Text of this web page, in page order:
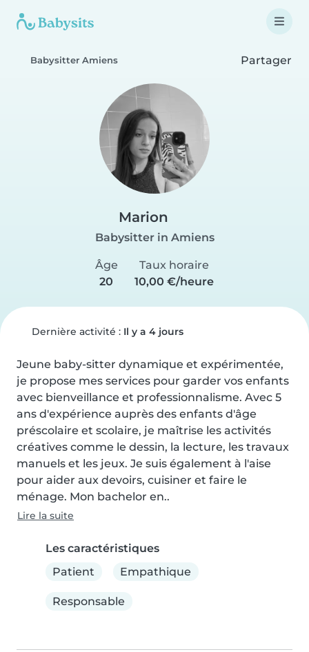
Babysitter Amiens Partager
Marion
Babysitter in Amiens
Âge
20
Taux horaire
10,00 €/heure
Dernière activité : Il y a 4 jours
Jeune baby-sitter dynamique et expérimentée,
je propose mes services pour garder vos enfants
avec bienveillance et professionnalisme. Avec 5
ans d'expérience auprès des enfants d'âge
préscolaire et scolaire, je maîtrise les activités
créatives comme le dessin, la lecture, les travaux
manuels et les jeux. Je suis également à l'aise
pour aider aux devoirs, cuisiner et faire le
ménage. Mon bachelor en..
Lire la suite
Les caractéristiques
Patient
Empathique
Responsable